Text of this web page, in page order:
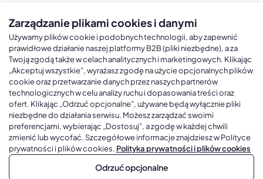
Kalendarze książkowe A5
Kalendarze książkowe A4
Kalendarze książkowe B5
Kalendarze książkowe A6 i B6
Kalendarze książkowe z własną oprawą
Kalendarze Ścienne
Kalendarze trójdzielne
Kalendarze jednodzielne
Kalendarze czterodzielne
Kalendarze Wieloplanszowe
Kalendarze Wielopanszowe, Plakatowe
Zarządzanie plikami cookies i danymi
Używamy plików cookie i podobnych technologii, aby zapewnić
prawidłowe działanie naszej platformy B2B (pliki niezbędne), a za
Twoją zgodą także w celach analitycznych i marketingowych. Klikając
„Akceptuj wszystkie”, wyrażasz zgodę na użycie opcjonalnych plików
cookie oraz przetwarzanie danych przez naszych partnerów
technologicznych w celu analizy ruchu i dopasowania treści oraz
ofert. Klikając „Odrzuć opcjonalne”, używane będą wyłącznie pliki
niezbędne do działania serwisu. Możesz zarządzać swoimi
preferencjami, wybierając „Dostosuj”, a zgodę w każdej chwili
zmienić lub wycofać. Szczegółowe informacje znajdziesz w Polityce
prywatności i plików cookies. Polityka prywatności i plików cookies
Odrzuć opcjonalne